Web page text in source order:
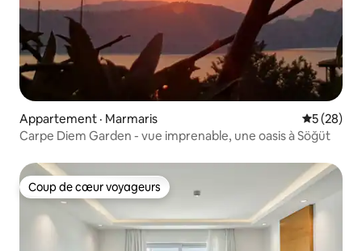
Appartement · Marmaris Note
5 (28)
Carpe Diem Garden - vue imprenable, une oasis à Söğüt
Coup de cœur voyageurs
Coup de cœur voyageurs